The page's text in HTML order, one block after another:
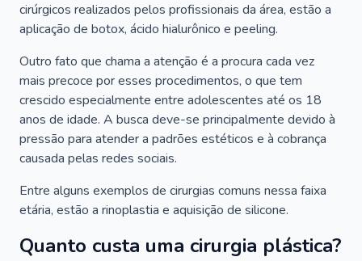
cirúrgicos realizados pelos profissionais da área, estão a
aplicação de botox, ácido hialurônico e peeling.
Outro fato que chama a atenção é a procura cada vez
mais precoce por esses procedimentos, o que tem
crescido especialmente entre adolescentes até os 18
anos de idade. A busca deve-se principalmente devido à
pressão para atender a padrões estéticos e à cobrança
causada pelas redes sociais.
Entre alguns exemplos de cirurgias comuns nessa faixa
etária, estão a rinoplastia e aquisição de silicone.
Quanto custa uma cirurgia plástica?